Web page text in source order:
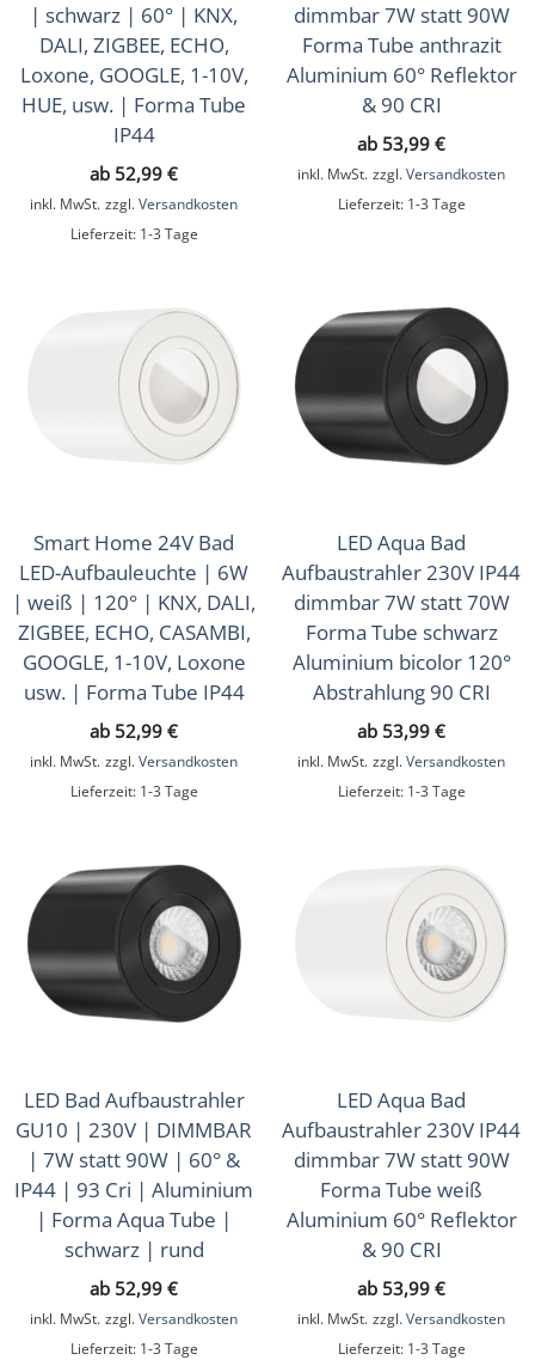
| schwarz | 60° | KNX,
DALI, ZIGBEE, ECHO,
Loxone, GOOGLE, 1-10V,
HUE, usw. | Forma Tube
IP44
ab 52,99 €
inkl. MwSt. zzgl. Versandkosten
Lieferzeit: 1-3 Tage
dimmbar 7W statt 90W
Forma Tube anthrazit
Aluminium 60° Reflektor
& 90 CRI
ab 53,99 €
inkl. MwSt. zzgl. Versandkosten
Lieferzeit: 1-3 Tage
Smart Home 24V Bad
LED-Aufbauleuchte | 6W
| weiß | 120° | KNX, DALI,
ZIGBEE, ECHO, CASAMBI,
GOOGLE, 1-10V, Loxone
usw. | Forma Tube IP44
ab 52,99 €
inkl. MwSt. zzgl. Versandkosten
Lieferzeit: 1-3 Tage
LED Aqua Bad
Aufbaustrahler 230V IP44
dimmbar 7W statt 70W
Forma Tube schwarz
Aluminium bicolor 120°
Abstrahlung 90 CRI
ab 53,99 €
inkl. MwSt. zzgl. Versandkosten
Lieferzeit: 1-3 Tage
LED Bad Aufbaustrahler
GU10 | 230V | DIMMBAR
| 7W statt 90W | 60° &
IP44 | 93 Cri | Aluminium
| Forma Aqua Tube |
schwarz | rund
ab 52,99 €
inkl. MwSt. zzgl. Versandkosten
Lieferzeit: 1-3 Tage
LED Aqua Bad
Aufbaustrahler 230V IP44
dimmbar 7W statt 90W
Forma Tube weiß
Aluminium 60° Reflektor
& 90 CRI
ab 53,99 €
inkl. MwSt. zzgl. Versandkosten
Lieferzeit: 1-3 Tage